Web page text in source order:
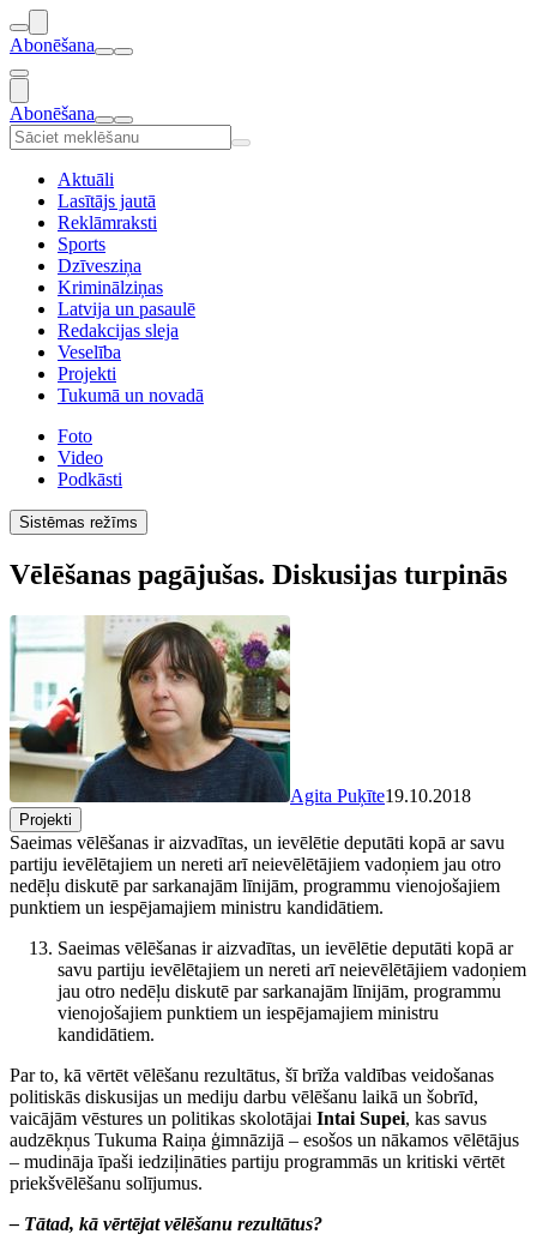
Abonēšana
Abonēšana
Aktuāli
Lasītājs jautā
Reklāmraksti
Sports
Dzīvesziņa
Kriminālziņas
Latvija un pasaulē
Redakcijas sleja
Veselība
Projekti
Tukumā un novadā
Foto
Video
Podkāsti
Sistēmas režīms
Vēlēšanas pagājušas. Diskusijas turpinās
Agita Puķīte19.10.2018
Projekti
Saeimas vēlēšanas ir aizvadītas, un ievēlētie deputāti kopā ar savu
partiju ievēlētajiem un nereti arī neievēlētājiem vadoņiem jau otro
nedēļu diskutē par sarkanajām līnijām, programmu vienojošajiem
punktiem un iespējamajiem ministru kandidātiem.
Saeimas vēlēšanas ir aizvadītas, un ievēlētie deputāti kopā ar
savu partiju ievēlētajiem un nereti arī neievēlētājiem vadoņiem
jau otro nedēļu diskutē par sarkanajām līnijām, programmu
vienojošajiem punktiem un iespējamajiem ministru
kandidātiem.
Par to, kā vērtēt vēlēšanu rezultātus, šī brīža valdības veidošanas
politiskās diskusijas un mediju darbu vēlēšanu laikā un šobrīd,
vaicājām vēstures un politikas skolotājai Intai Supei, kas savus
audzēkņus Tukuma Raiņa ģimnāzijā – esošos un nākamos vēlētājus
– mudināja īpaši iedziļināties partiju programmās un kritiski vērtēt
priekšvēlēšanu solījumus.
– Tātad, kā vērtējat vēlēšanu rezultātus?